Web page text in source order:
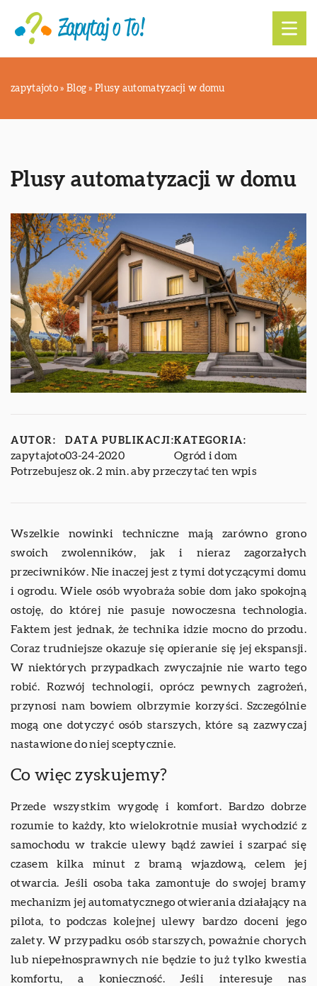
zapytajoto » Blog »Plusy automatyzacji w domu
Plusy automatyzacji w domu
AUTOR:
zapytajoto
DATA PUBLIKACJI:
03-24-2020
KATEGORIA:
Ogród i dom
Potrzebujesz ok. 2 min. aby przeczytać ten wpis
Wszelkie nowinki techniczne mają zarówno grono
swoich zwolenników, jak i nieraz zagorzałych
przeciwników. Nie inaczej jest z tymi dotyczącymi domu
i ogrodu. Wiele osób wyobraża sobie dom jako spokojną
ostoję, do której nie pasuje nowoczesna technologia.
Faktem jest jednak, że technika idzie mocno do przodu.
Coraz trudniejsze okazuje się opieranie się jej ekspansji.
W niektórych przypadkach zwyczajnie nie warto tego
robić. Rozwój technologii, oprócz pewnych zagrożeń,
przynosi nam bowiem olbrzymie korzyści. Szczególnie
mogą one dotyczyć osób starszych, które są zazwyczaj
nastawione do niej sceptycznie.
Co więc zyskujemy?
Przede wszystkim wygodę i komfort. Bardzo dobrze
rozumie to każdy, kto wielokrotnie musiał wychodzić z
samochodu w trakcie ulewy bądź zawiei i szarpać się
czasem kilka minut z bramą wjazdową, celem jej
otwarcia. Jeśli osoba taka zamontuje do swojej bramy
mechanizm jej automatycznego otwierania działający na
pilota, to podczas kolejnej ulewy bardzo doceni jego
zalety. W przypadku osób starszych, poważnie chorych
lub niepełnosprawnych nie będzie to już tylko kwestia
komfortu, a konieczność. Jeśli interesuje nas